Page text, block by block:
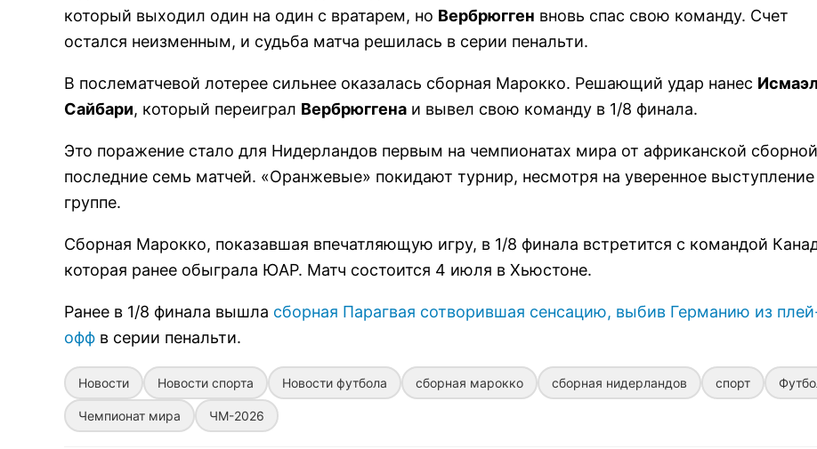
который выходил один на один с вратарем, но Вербрюгген вновь спас свою команду. Счет
остался неизменным, и судьба матча решилась в серии пенальти.
В послематчевой лотерее сильнее оказалась сборная Марокко. Решающий удар нанес
Сайбари, который переиграл Вербрюггена и вывел свою команду в 1/8 финала.
Это поражение стало для Нидерландов первым на чемпионатах мира от африканской
последние семь матчей. «Оранжевые» покидают турнир, несмотря на уверенное выступление
группе.
Сборная Марокко, показавшая впечатляющую игру, в 1/8 финала встретится с командой
которая ранее обыграла ЮАР. Матч состоится 4 июля в Хьюстоне.
Ранее в 1/8 финала вышла сборная Парагвая сотворившая сенсацию, выбив Германию из
офф в серии пенальти.
Новости Новости спорта Новости футбола сборная марокко сборная нидерландов спорт
Чемпионат мира ЧМ-2026